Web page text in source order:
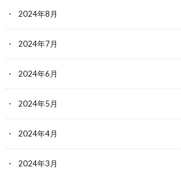
2024年8月
2024年7月
2024年6月
2024年5月
2024年4月
2024年3月